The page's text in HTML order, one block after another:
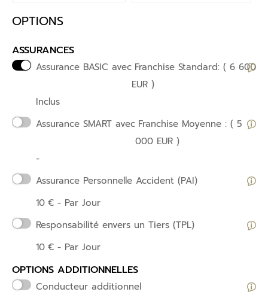
OPTIONS
ASSURANCES
Assurance BASIC avec Franchise Standard: ( 6 600
EUR )
Inclus
Assurance SMART avec Franchise Moyenne : ( 5
000 EUR )
-
Assurance Personnelle Accident (PAI)
10 € - Par Jour
Responsabilité envers un Tiers (TPL)
10 € - Par Jour
OPTIONS ADDITIONNELLES
Conducteur additionnel